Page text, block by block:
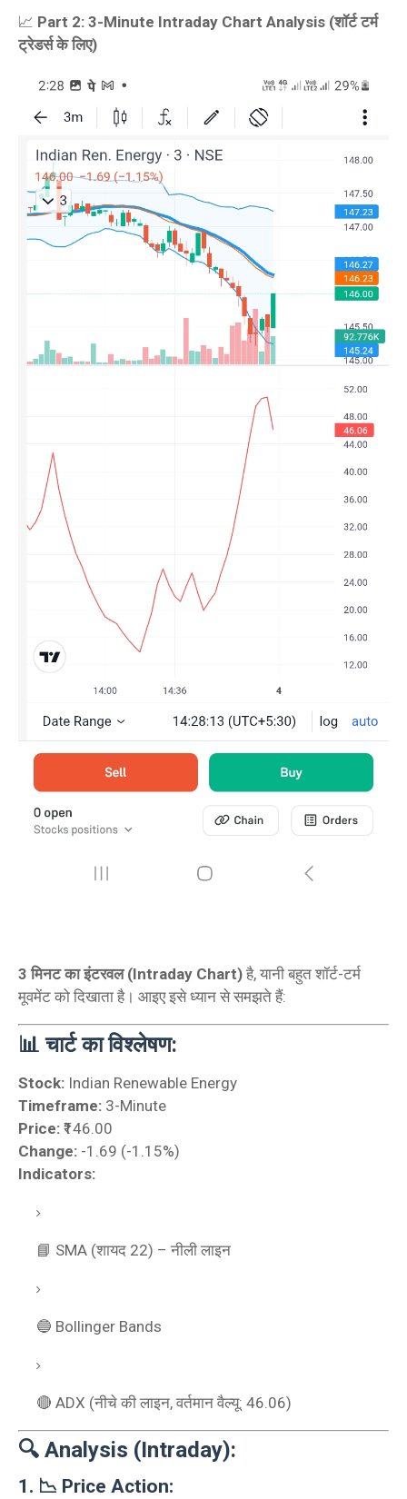
📈 Part 2: 3-Minute Intraday Chart Analysis (शॉर्ट टर्म
ट्रेडर्स के लिए)
3 मिनट का इंटरवल (Intraday Chart) है, यानी बहुत शॉर्ट-टर्म
मूवमेंट को दिखाता है। आइए इसे ध्यान से समझते हैं:
📊 चार्ट का विश्लेषण:
Stock: Indian Renewable Energy
Timeframe: 3-Minute
Price: ₹146.00
Change: -1.69 (-1.15%)
Indicators:
📘 SMA (शायद 22) – नीली लाइन
🔵 Bollinger Bands
🔴 ADX (नीचे की लाइन, वर्तमान वैल्यू: 46.06)
🔍 Analysis (Intraday):
1. 📉 Price Action: